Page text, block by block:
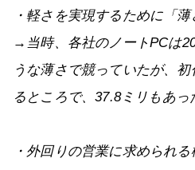
・軽さを実現するために「薄
→当時、各社のノートPCは
うな薄さで競っていたが、
るところで、37.8ミリもあっ
・外回りの営業に求められ